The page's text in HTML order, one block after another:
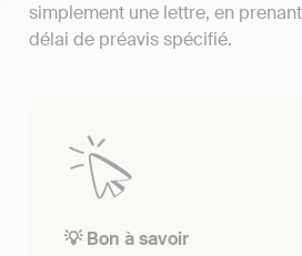
simplement une lettre, en
délai de préavis spécifié.
💡 Bon à savoir